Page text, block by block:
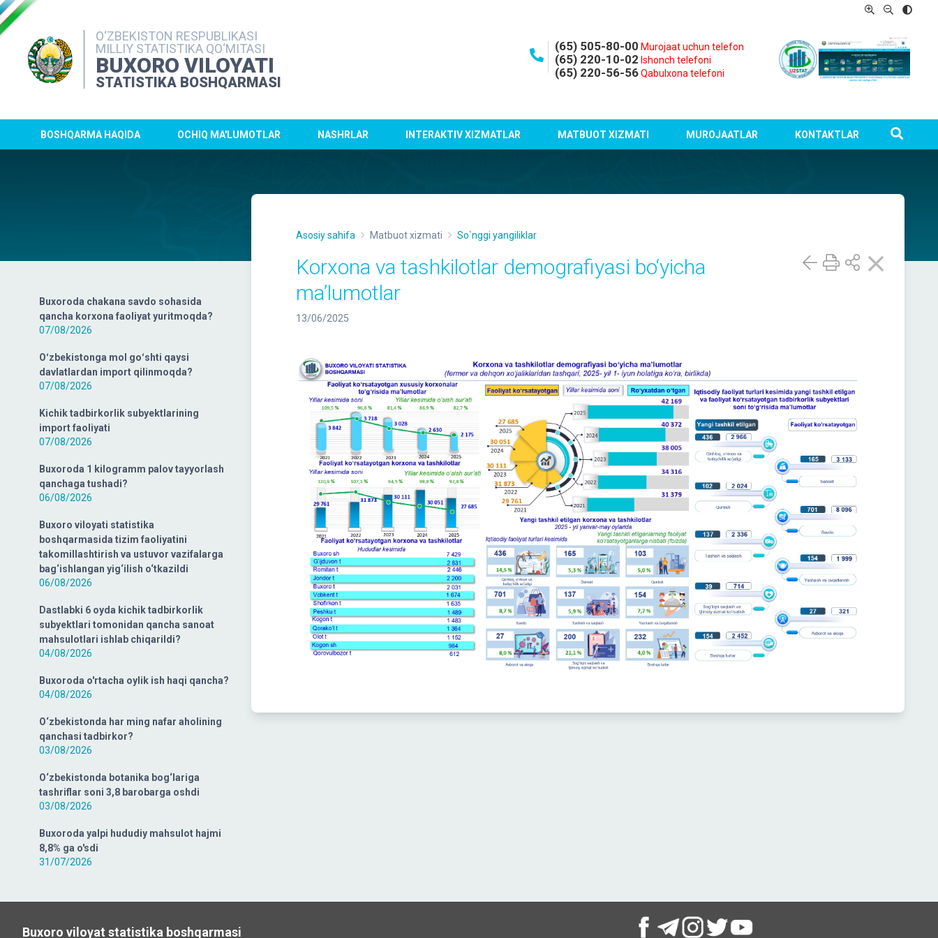
O‘ZBEKISTON RESPUBLIKASI
MILLIY STATISTIKA QO‘MITASI
BUXORO VILOYATI
STATISTIKA BOSHQARMASI
(65) 505-80-00 Murojaat uchun telefon
(65) 220-10-02 Ishonch telefoni
(65) 220-56-56 Qabulxona telefoni
BOSHQARMA HAQIDA OCHIQ MA'LUMOTLAR NASHRLAR INTERAKTIV XIZMATLAR MATBUOT XIZMATI MUROJAATLAR KONTAKTLAR
Buxoroda chakana savdo sohasida
qancha korxona faoliyat yuritmoqda?
07/08/2026
Oʻzbekistonga mol goʻshti qaysi
davlatlardan import qilinmoqda?
07/08/2026
Kichik tadbirkorlik subyektlarining
import faoliyati
07/08/2026
Buxoroda 1 kilogramm palov tayyorlash
qanchaga tushadi?
06/08/2026
Buxoro viloyati statistika
boshqarmasida tizim faoliyatini
takomillashtirish va ustuvor vazifalarga
bag‘ishlangan yig‘ilish o‘tkazildi
06/08/2026
Dastlabki 6 oyda kichik tadbirkorlik
subyektlari tomonidan qancha sanoat
mahsulotlari ishlab chiqarildi?
04/08/2026
Buxoroda o'rtacha oylik ish haqi qancha?
04/08/2026
O‘zbekistonda har ming nafar aholining
qanchasi tadbirkor?
03/08/2026
O‘zbekistonda botanika bog‘lariga
tashriflar soni 3,8 barobarga oshdi
03/08/2026
Buxoroda yalpi hududiy mahsulot hajmi
8,8% ga o'sdi
31/07/2026
Asosiy sahifa Matbuot xizmati So`nggi yangiliklar
Korxona va tashkilotlar demografiyasi bo‘yicha
maʼlumotlar
13/06/2025
Buxoro viloyat statistika boshqarmasi